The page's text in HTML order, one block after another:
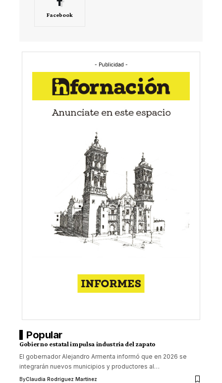
Facebook
- Publicidad -
Popular
Gobierno estatal impulsa industria del zapato
El gobernador Alejandro Armenta informó que en 2026 se
integrarán nuevos municipios y productores al…
ByClaudia Rodríguez Martínez